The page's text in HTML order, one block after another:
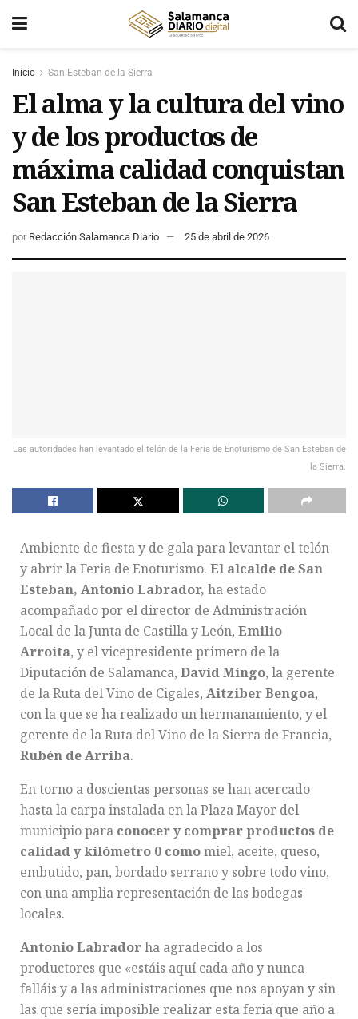
Inicio San Esteban de la Sierra
El alma y la cultura del vino
y de los productos de
máxima calidad conquistan
San Esteban de la Sierra
por Redacción Salamanca Diario 25 de abril de 2026
Las autoridades han levantado el telón de la Feria de Enoturismo de San Esteban de
la Sierra.
Ambiente de fiesta y de gala para levantar el telón
y abrir la Feria de Enoturismo. El alcalde de San
Esteban, Antonio Labrador, ha estado
acompañado por el director de Administración
Local de la Junta de Castilla y León, Emilio
Arroita, y el vicepresidente primero de la
Diputación de Salamanca, David Mingo, la gerente
de la Ruta del Vino de Cigales, Aitziber Bengoa,
con la que se ha realizado un hermanamiento, y el
gerente de la Ruta del Vino de la Sierra de Francia,
Rubén de Arriba.
En torno a doscientas personas se han acercado
hasta la carpa instalada en la Plaza Mayor del
municipio para conocer y comprar productos de
calidad y kilómetro 0 comomiel, aceite, queso,
embutido, pan, bordado serrano y sobre todo vino,
con una amplia representación de las bodegas
locales.
Antonio Labradorha agradecido a los
productores que «estáis aquí cada año y nunca
falláis y a las administraciones que nos apoyan y sin
las que sería imposible realizar esta feria que año a